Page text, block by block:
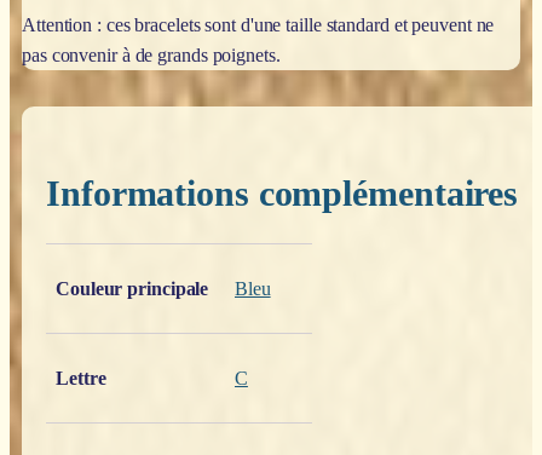
Attention : ces bracelets sont d'une taille standard et peuvent ne
pas convenir à de grands poignets.
Informations complémentaires
Couleur principale
Bleu
Lettre C